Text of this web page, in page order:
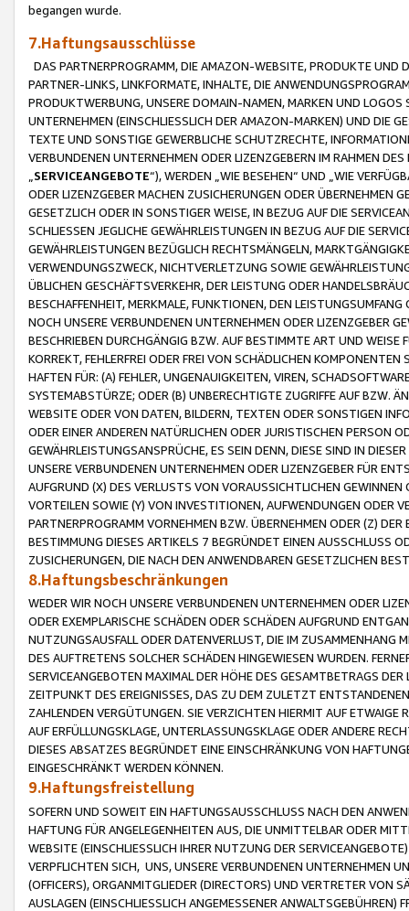
begangen wurde.
7.Haftungsausschlüsse
DAS PARTNERPROGRAMM, DIE AMAZON-WEBSITE, PRODUKTE UND
PARTNER-LINKS, LINKFORMATE, INHALTE, DIE
PRODUKTWERBUNG, UNSERE DOMAIN-NAMEN, MARKEN UND
UNTERNEHMEN (EINSCHLIESSLICH DER AMAZON-MARKEN) UND DIE
TEXTE UND SONSTIGE GEWERBLICHE SCHUTZRECHTE,
VERBUNDENEN UNTERNEHMEN ODER LIZENZGEBERN IM RAHMEN
SERVICEANGEBOTE“), WERDEN „WIE BESEHEN“ UND „WIE
ODER LIZENZGEBER MACHEN ZUSICHERUNGEN ODER ÜBERNEHMEN
GESETZLICH ODER IN SONSTIGER WEISE, IN BEZUG AUF DIE
SCHLIESSEN JEGLICHE GEWÄHRLEISTUNGEN IN BEZUG AUF DIE
GEWÄHRLEISTUNGEN BEZÜGLICH RECHTSMÄNGELN,
VERWENDUNGSZWECK, NICHTVERLETZUNG SOWIE
ÜBLICHEN GESCHÄFTSVERKEHR, DER LEISTUNG ODER
BESCHAFFENHEIT, MERKMALE, FUNKTIONEN, DEN
NOCH UNSERE VERBUNDENEN UNTERNEHMEN ODER LIZENZGEBER
BESCHRIEBEN DURCHGÄNGIG BZW. AUF BESTIMMTE ART UND
KORREKT, FEHLERFREI ODER FREI VON SCHÄDLICHEN
HAFTEN FÜR: (A) FEHLER, UNGENAUIGKEITEN, VIREN,
SYSTEMABSTÜRZE; ODER (B) UNBERECHTIGTE ZUGRIFFE AUF BZW.
WEBSITE ODER VON DATEN, BILDERN, TEXTEN ODER SONSTIGEN
ODER EINER ANDEREN NATÜRLICHEN ODER JURISTISCHEN PERSON
GEWÄHRLEISTUNGSANSPRÜCHE, ES SEIN DENN, DIESE SIND IN
UNSERE VERBUNDENEN UNTERNEHMEN ODER LIZENZGEBER FÜR
AUFGRUND (X) DES VERLUSTS VON VORAUSSICHTLICHEN
VORTEILEN SOWIE (Y) VON INVESTITIONEN, AUFWENDUNGEN ODER
PARTNERPROGRAMM VORNEHMEN BZW. ÜBERNEHMEN ODER (Z)
BESTIMMUNG DIESES ARTIKELS 7 BEGRÜNDET EINEN AUSSCHLUSS
ZUSICHERUNGEN, DIE NACH DEN ANWENDBAREN GESETZLICHEN
8.Haftungsbeschränkungen
WEDER WIR NOCH UNSERE VERBUNDENEN UNTERNEHMEN ODER
ODER EXEMPLARISCHE SCHÄDEN ODER SCHÄDEN AUFGRUND
NUTZUNGSAUSFALL ODER DATENVERLUST, DIE IM ZUSAMMENHANG
DES AUFTRETENS SOLCHER SCHÄDEN HINGEWIESEN WURDEN.
SERVICEANGEBOTEN MAXIMAL DER HÖHE DES GESAMTBETRAGS
ZEITPUNKT DES EREIGNISSES, DAS ZU DEM ZULETZT
ZAHLENDEN VERGÜTUNGEN. SIE VERZICHTEN HIERMIT AUF
AUF ERFÜLLUNGSKLAGE, UNTERLASSUNGSKLAGE ODER ANDERE
DIESES ABSATZES BEGRÜNDET EINE EINSCHRÄNKUNG VON
EINGESCHRÄNKT WERDEN KÖNNEN.
9.Haftungsfreistellung
SOFERN UND SOWEIT EIN HAFTUNGSAUSSCHLUSS NACH DEN
HAFTUNG FÜR ANGELEGENHEITEN AUS, DIE UNMITTELBAR ODER
WEBSITE (EINSCHLIESSLICH IHRER NUTZUNG DER
VERPFLICHTEN SICH, UNS, UNSERE VERBUNDENEN UNTERNEHMEN
(OFFICERS), ORGANMITGLIEDER (DIRECTORS) UND VERTRETER VON
AUSLAGEN (EINSCHLIESSLICH ANGEMESSENER